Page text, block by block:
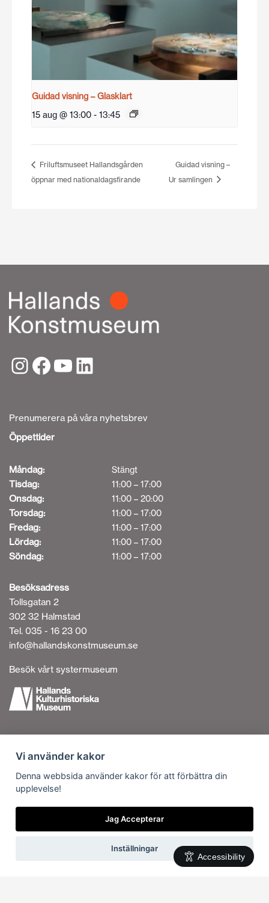
Guidad visning – Glasklart
15 aug @ 13:00 - 13:45
Friluftsmuseet Hallandsgården
öppnar med nationaldagsfirande
Guidad visning –
Ur samlingen
Prenumerera på våra nyhetsbrev
Öppettider
Måndag: Stängt
Tisdag: 11:00 – 17:00
Onsdag: 11:00 – 20:00
Torsdag: 11:00 – 17:00
Fredag: 11:00 – 17:00
Lördag: 11:00 – 17:00
Söndag: 11:00 – 17:00
Besöksadress
Tollsgatan 2
302 32 Halmstad
Tel. 035 - 16 23 00
info@hallandskonstmuseum.se
Besök vårt systermuseum
Personuppgiftshantering
Om cookies
Kontakta oss
Vi är en del av
Accessibility
Vi använder kakor
Denna webbsida använder kakor för att förbättra din
upplevelse!
Jag Accepterar
Inställningar